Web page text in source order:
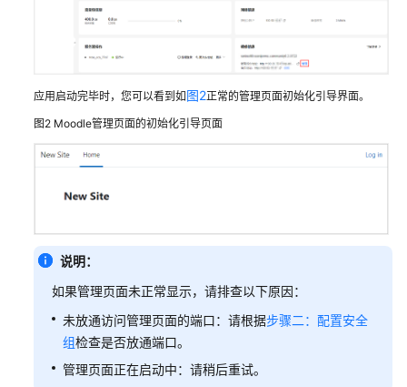
源
支
持
系
统
应用启动完毕时，您可以看到如图2正常的管理页面初始化引导界面。
图2 Moodle管理页面的初始化引导页面
说明：
如果管理页面未正常显示，请排查以下原因：
未放通访问管理页面的端口：请根据步骤二：配置安全
组检查是否放通端口。
管理页面正在启动中：请稍后重试。